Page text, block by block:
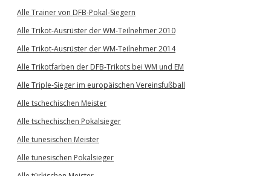
Alle Trainer von DFB-Pokal-Siegern
Alle Trikot-Ausrüster der WM-Teilnehmer 2010
Alle Trikot-Ausrüster der WM-Teilnehmer 2014
Alle Trikotfarben der DFB-Trikots bei WM und EM
Alle Triple-Sieger im europäischen Vereinsfußball
Alle tschechischen Meister
Alle tschechischen Pokalsieger
Alle tunesischen Meister
Alle tunesischen Pokalsieger